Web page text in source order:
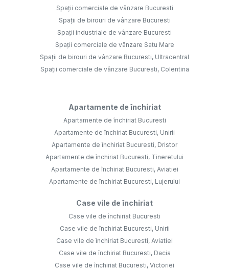
Spații comerciale de vânzare Bucuresti
Spații de birouri de vânzare Bucuresti
Spații industriale de vânzare Bucuresti
Spații comerciale de vânzare Satu Mare
Spații de birouri de vânzare Bucuresti, Ultracentral
Spații comerciale de vânzare Bucuresti, Colentina
Apartamente de închiriat
Apartamente de închiriat Bucuresti
Apartamente de închiriat Bucuresti, Unirii
Apartamente de închiriat Bucuresti, Dristor
Apartamente de închiriat Bucuresti, Tineretului
Apartamente de închiriat Bucuresti, Aviatiei
Apartamente de închiriat Bucuresti, Lujerului
Case vile de închiriat
Case vile de închiriat Bucuresti
Case vile de închiriat Bucuresti, Unirii
Case vile de închiriat Bucuresti, Aviatiei
Case vile de închiriat Bucuresti, Dacia
Case vile de închiriat Bucuresti, Victoriei